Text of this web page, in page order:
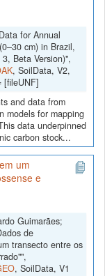
for Annual
cm) in Brazil,
Beta Version)",
, SoilData, V2,
[fileUNF]
and data from
models for mapping
data underpinned
carbon stock...
um
e
Guimarães;
de
transecto entre os
, SoilData, V1